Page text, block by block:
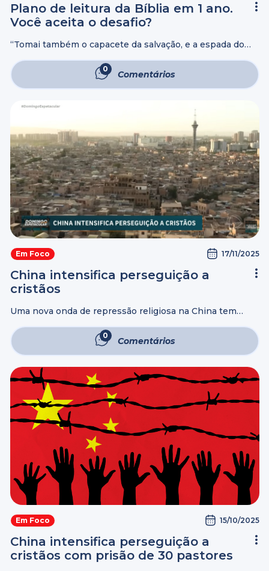
Plano de leitura da Bíblia em 1 ano.
Você aceita o desafio?
“Tomai também o capacete da salvação, e a espada do
ensina que a Palavra de Deus é a espada ...
0 Comentários
Em Foco 17/11/2025
China intensifica perseguição a
cristãos
Uma nova onda de repressão religiosa na China tem
igrejas registradas e reconhecidas pelo próprio governo
estão sendo alvo de perseguição, de vigilância, ...
0 Comentários
Em Foco 15/10/2025
China intensifica perseguição a
cristãos com prisão de 30 pastores